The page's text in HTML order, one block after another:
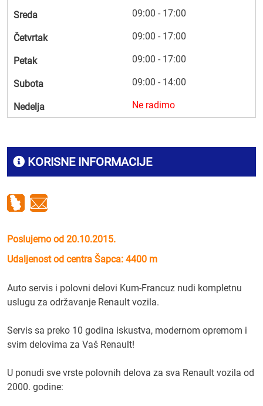
KORISNE INFORMACIJE
Poslujemo od 20.10.2015.
Udaljenost od centra Šapca: 4400 m
Auto servis i polovni delovi Kum-Francuz nudi kompletnu
uslugu za održavanje Renault vozila.
Servis sa preko 10 godina iskustva, modernom opremom i
svim delovima za Vaš Renault!
U ponudi sve vrste polovnih delova za sva Renault vozila od
2000. godine:
Sreda 09:00 - 17:00
Četvrtak 09:00 - 17:00
Petak 09:00 - 17:00
Subota 09:00 - 14:00
Nedelja Ne radimo